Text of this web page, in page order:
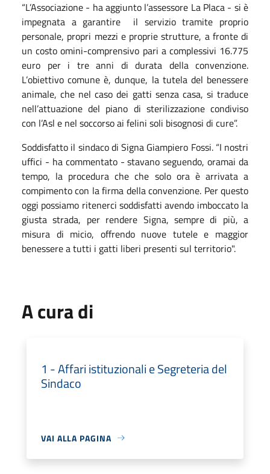
“L’Associazione - ha aggiunto l’assessore La Placa - si è
impegnata a garantire il servizio tramite proprio
personale, propri mezzi e proprie strutture, a fronte di
un costo omini-comprensivo pari a complessivi 16.775
euro per i tre anni di durata della convenzione.
L’obiettivo comune è, dunque, la tutela del benessere
animale, che nel caso dei gatti senza casa, si traduce
nell’attuazione del piano di sterilizzazione condiviso
con l’Asl e nel soccorso ai felini soli bisognosi di cure”.
Soddisfatto il sindaco di Signa Giampiero Fossi. “I nostri
uffici - ha commentato - stavano seguendo, oramai da
tempo, la procedura che che solo ora è arrivata a
compimento con la firma della convenzione. Per questo
oggi possiamo ritenerci soddisfatti avendo imboccato la
giusta strada, per rendere Signa, sempre di più, a
misura di micio, offrendo nuove tutele e maggior
benessere a tutti i gatti liberi presenti sul territorio".
A cura di
1 - Affari istituzionali e Segreteria del
Sindaco
VAI ALLA PAGINA